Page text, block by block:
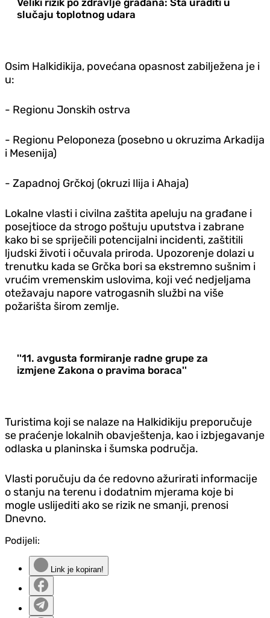
slučaju toplotnog udara
Osim Halkidikija, povećana opasnost zabilježena je i
u:
- Regionu Jonskih ostrva
- Regionu Peloponeza (posebno u okruzima Arkadija
i Mesenija)
- Zapadnoj Grčkoj (okruzi Ilija i Ahaja)
Lokalne vlasti i civilna zaštita apeluju na građane i
posejtioce da strogo poštuju uputstva i zabrane
kako bi se spriječili potencijalni incidenti, zaštitili
ljudski životi i očuvala priroda. Upozorenje dolazi u
trenutku kada se Grčka bori sa ekstremno sušnim i
vrućim vremenskim uslovima, koji već nedjeljama
otežavaju napore vatrogasnih službi na više
požarišta širom zemlje.
''11. avgusta formiranje radne grupe za
izmjene Zakona o pravima boraca''
Turistima koji se nalaze na Halkidikiju preporučuje
se praćenje lokalnih obavještenja, kao i izbjegavanje
odlaska u planinska i šumska područja.
Vlasti poručuju da će redovno ažurirati informacije
o stanju na terenu i dodatnim mjerama koje bi
mogle uslijediti ako se rizik ne smanji, prenosi
Dnevno.
Podijeli:
Link je kopiran!